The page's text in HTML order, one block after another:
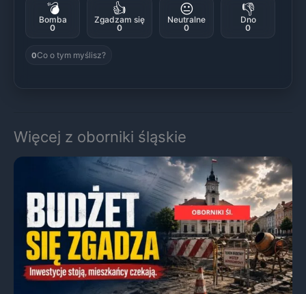
💣
Bomba
0
👍
Zgadzam się
0
😐
Neutralne
0
👎
Dno
0
0Co o tym myślisz?
Więcej z oborniki śląskie